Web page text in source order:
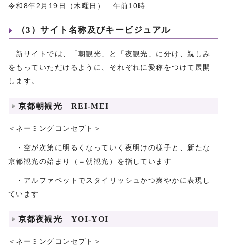
令和8年2月19日（木曜日） 午前10時
（3）サイト名称及びキービジュアル
新サイトでは、「朝観光」と「夜観光」に分け、親しみ
をもっていただけるように、それぞれに愛称をつけて展開
します。
京都朝観光 REI‐MEI
＜ネーミングコンセプト＞
・空が次第に明るくなっていく夜明けの様子と、新たな
京都観光の始まり（＝朝観光）を指しています
・アルファベットでスタイリッシュかつ爽やかに表現し
ています
京都夜観光 YOI‐YOI
＜ネーミングコンセプト＞